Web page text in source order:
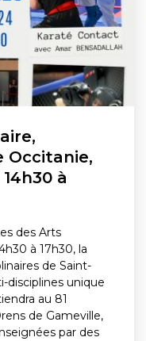
Occitanie,
à
des Arts
à 17h30, la
de Saint-
disciplines unique
au 81
de Gameville,
par des